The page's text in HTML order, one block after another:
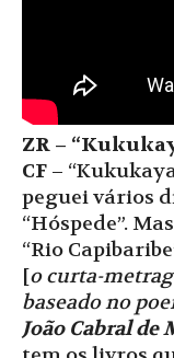
ZR –
CF –
peguei vários
“Hóspede”.
“Rio
[o curta-
baseado no
João Cabral de